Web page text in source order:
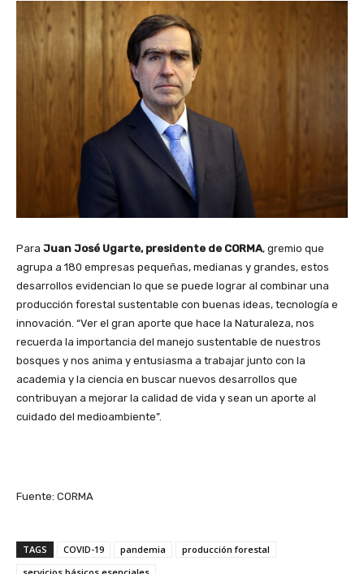
Para Juan José Ugarte, presidente de CORMA, gremio que
agrupa a 180 empresas pequeñas, medianas y grandes, estos
desarrollos evidencian lo que se puede lograr al combinar una
producción forestal sustentable con buenas ideas, tecnología e
innovación. “Ver el gran aporte que hace la Naturaleza, nos
recuerda la importancia del manejo sustentable de nuestros
bosques y nos anima y entusiasma a trabajar junto con la
academia y la ciencia en buscar nuevos desarrollos que
contribuyan a mejorar la calidad de vida y sean un aporte al
cuidado del medioambiente”.
Fuente: CORMA
TAGS COVID-19 pandemia
producción forestal